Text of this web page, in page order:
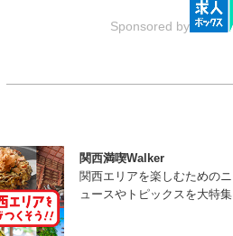
Sponsored by
関西満喫Walker
関西エリアを楽しむためのニ
ュースやトピックスを大特集